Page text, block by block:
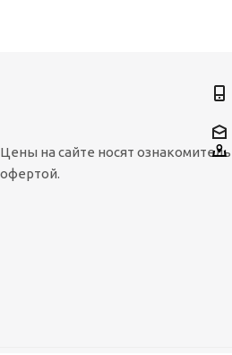
Цены на сайте носят
офертой.